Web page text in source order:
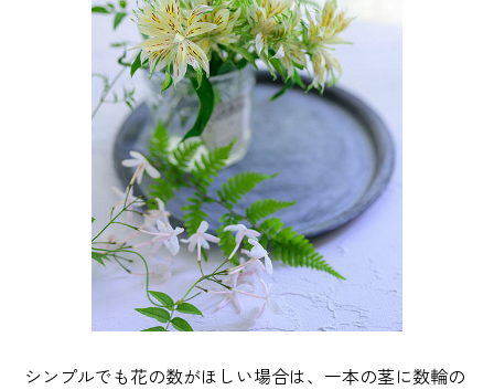
シンプルでも花の数がほしい場合は、一本の茎に数輪の